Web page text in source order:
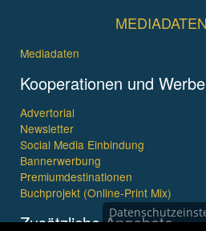
MEDIADATEN
Mediadaten
Kooperationen und
Advertorial
Newsletter
Social Media Einbindung
Bannerwerbung
Premiumdestinationen
Buchprojekt (Online-Print Mix)
Zusätzliche Angebote